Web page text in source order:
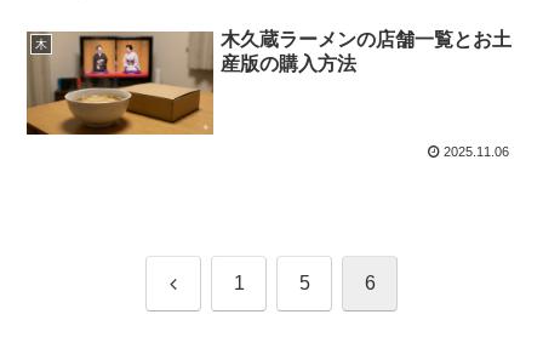
木
木久蔵ラーメンの店舗一覧とお土
産版の購入方法
2025.11.06
前 1 5 6